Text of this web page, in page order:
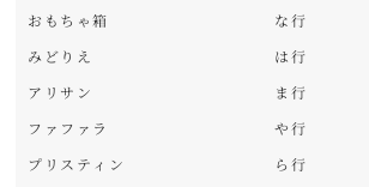
おもちゃ箱
みどりえ
アリサン
ファファラ
プリスティン
な行
は行
ま行
や行
ら行